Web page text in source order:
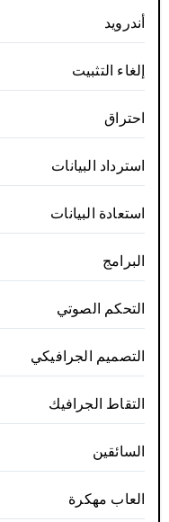
أندرويد
إلغاء التثبيت
احتراق
استرداد البيانات
استعادة البيانات
البرامج
التحكم الصوتي
التصميم الجرافيكي
التقاط الجرافيك
السائقين
العاب مهكرة